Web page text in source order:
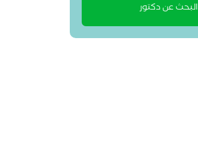
البحث عن دكتور